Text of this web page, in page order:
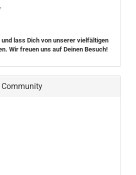
lass Dich von unserer vielfältigen
Wir freuen uns auf Deinen Besuch!
Community